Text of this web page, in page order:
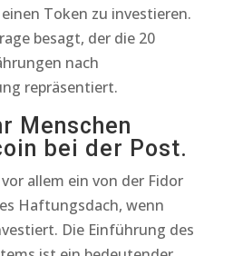
Token zu investieren.
besagt, der die 20
nach
repräsentiert.
Menschen
bei der Post.
allem ein von der Fidor
Haftungsdach, wenn
Die Einführung des